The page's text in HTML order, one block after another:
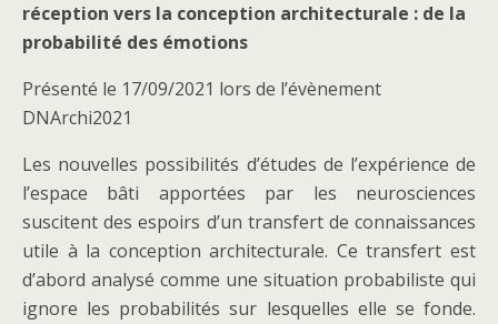
réception vers la conception architecturale : de la
probabilité des émotions
Présenté le 17/09/2021 lors de l’évènement
DNArchi2021
Les nouvelles possibilités d’études de l’expérience de
l’espace bâti apportées par les neurosciences
suscitent des espoirs d’un transfert de connaissances
utile à la conception architecturale. Ce transfert est
d’abord analysé comme une situation probabiliste qui
ignore les probabilités sur lesquelles elle se fonde.